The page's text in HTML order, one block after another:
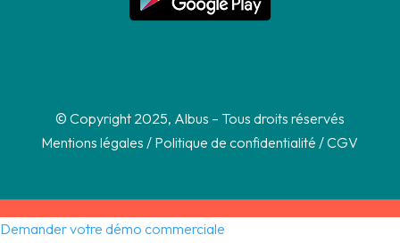
© Copyright 2025, Albus – Tous droits réservés
Mentions légales / Politique de confidentialité /CGV
Demander votre démo commerciale